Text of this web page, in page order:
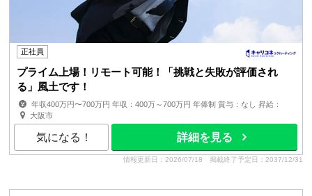
正社員
プライム上場！リモート可能！「挑戦と失敗が評価され
る」風土です！
年収400万円〜700万円 年収：400万～700万円 年俸制 賞与：なし 昇給：
有 ■経験、スキル、年齢を考慮の上、同社規定により優遇 残業手...
大阪市
気になる！ 詳細を見る
情報更新日：2026/07/18 掲載終了予定日：2037/12/31